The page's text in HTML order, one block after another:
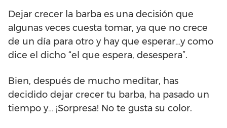
Dejar crecer la barba es una decisión que
algunas veces cuesta tomar, ya que no crece
de un día para otro y hay que esperar…y como
dice el dicho “el que espera, desespera”.
Bien, después de mucho meditar, has
decidido dejar crecer tu barba, ha pasado un
tiempo y… ¡Sorpresa! No te gusta su color.